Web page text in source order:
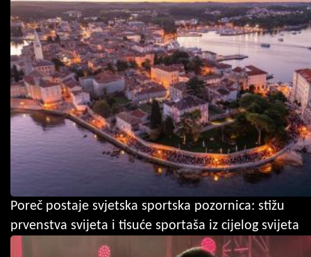
Poreč postaje svjetska sportska pozornica: stižu
prvenstva svijeta i tisuće sportaša iz cijelog svijeta